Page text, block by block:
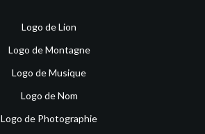
Logo de Lion
Logo de Montagne
Logo de Musique
Logo de Nom
Logo de Photographie